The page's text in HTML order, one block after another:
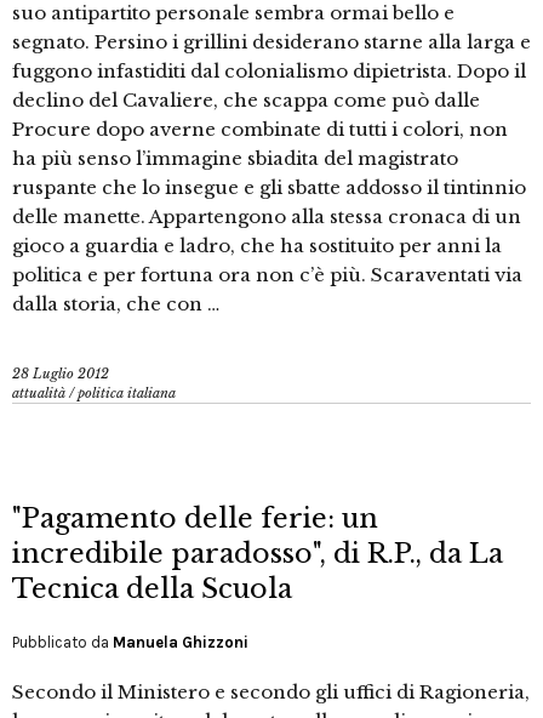
suo antipartito personale sembra ormai bello e
segnato. Persino i grillini desiderano starne alla larga e
fuggono infastiditi dal colonialismo dipietrista. Dopo il
declino del Cavaliere, che scappa come può dalle
Procure dopo averne combinate di tutti i colori, non
ha più senso l’immagine sbiadita del magistrato
ruspante che lo insegue e gli sbatte addosso il tintinnio
delle manette. Appartengono alla stessa cronaca di un
gioco a guardia e ladro, che ha sostituito per anni la
politica e per fortuna ora non c’è più. Scaraventati via
dalla storia, che con …
28 Luglio 2012
attualità /politica italiana
"Pagamento delle ferie: un
incredibile paradosso", di R.P., da La
Tecnica della Scuola
Pubblicato da Manuela Ghizzoni
Secondo il Ministero e secondo gli uffici di Ragioneria,